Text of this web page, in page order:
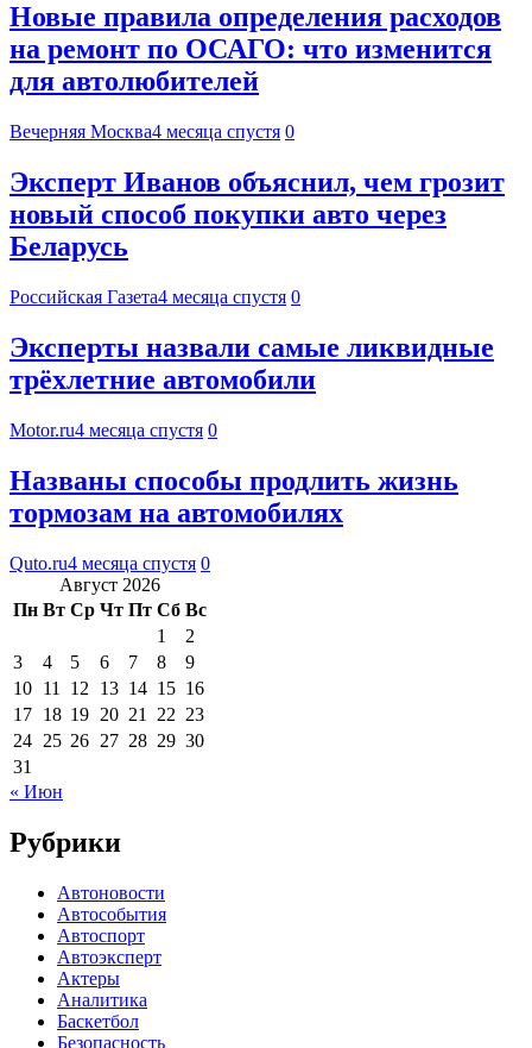
Новые правила определения расходов
на ремонт по ОСАГО: что изменится
для автолюбителей
Вечерняя Москва4 месяца спустя 0
Эксперт Иванов объяснил, чем грозит
новый способ покупки авто через
Беларусь
Российская Газета4 месяца спустя 0
Эксперты назвали самые ликвидные
трёхлетние автомобили
Motor.ru4 месяца спустя 0
Названы способы продлить жизнь
тормозам на автомобилях
Quto.ru4 месяца спустя 0
Август 2026
Пн Вт Ср Чт Пт Сб Вс
1
2
3
4 5 6 7 8
9
10 11 12 13 14 15 16
17 18 19 20 21 22 23
24 25 26 27 28 29 30
31
« Июн
Рубрики
Автоновости
Автособытия
Автоспорт
Автоэксперт
Актеры
Аналитика
Баскетбол
Безопасность